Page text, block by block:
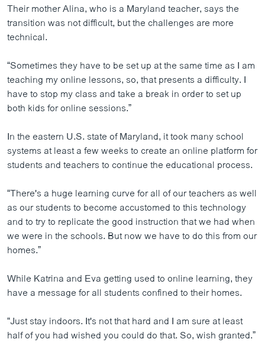
Their mother Alina, who is a Maryland teacher, says the
transition was not difficult, but the challenges are more
technical.
“Sometimes they have to be set up at the same time as I am
teaching my online lessons, so, that presents a difficulty. I
have to stop my class and take a break in order to set up
both kids for online sessions.”
In the eastern U.S. state of Maryland, it took many school
systems at least a few weeks to create an online platform for
students and teachers to continue the educational process.
“There's a huge learning curve for all of our teachers as well
as our students to become accustomed to this technology
and to try to replicate the good instruction that we had when
we were in the schools. But now we have to do this from our
homes.”
While Katrina and Eva getting used to online learning, they
have a message for all students confined to their homes.
“Just stay indoors. It's not that hard and I am sure at least
half of you had wished you could do that. So, wish granted.”